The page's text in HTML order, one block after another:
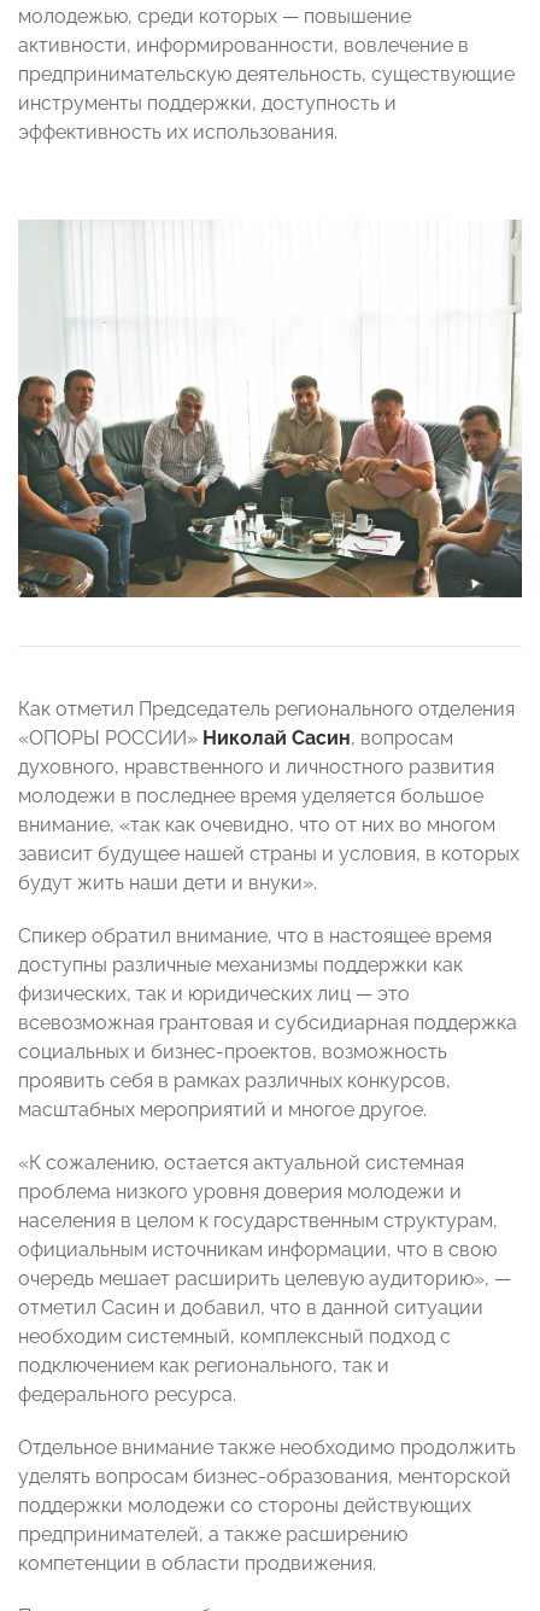
молодежью, среди которых — повышение
активности, информированности, вовлечение в
предпринимательскую деятельность, существующие
инструменты поддержки, доступность и
эффективность их использования.
Как отметил Председатель регионального отделения
«ОПОРЫ РОССИИ» Николай Сасин, вопросам
духовного, нравственного и личностного развития
молодежи в последнее время уделяется большое
внимание, «так как очевидно, что от них во многом
зависит будущее нашей страны и условия, в которых
будут жить наши дети и внуки».
Спикер обратил внимание, что в настоящее время
доступны различные механизмы поддержки как
физических, так и юридических лиц — это
всевозможная грантовая и субсидиарная поддержка
социальных и бизнес-проектов, возможность
проявить себя в рамках различных конкурсов,
масштабных мероприятий и многое другое.
«К сожалению, остается актуальной системная
проблема низкого уровня доверия молодежи и
населения в целом к государственным структурам,
официальным источникам информации, что в свою
очередь мешает расширить целевую аудиторию», —
отметил Сасин и добавил, что в данной ситуации
необходим системный, комплексный подход с
подключением как регионального, так и
федерального ресурса.
Отдельное внимание также необходимо продолжить
уделять вопросам бизнес-образования, менторской
поддержки молодежи со стороны действующих
предпринимателей, а также расширению
компетенции в области продвижения.